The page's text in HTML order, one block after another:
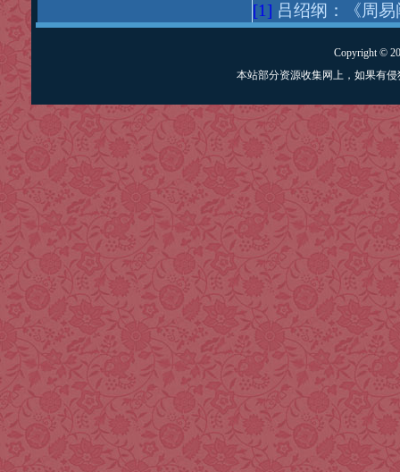
[1] 吕绍纲：《周
Copyright ©
本站部分资源收集网上，如果有